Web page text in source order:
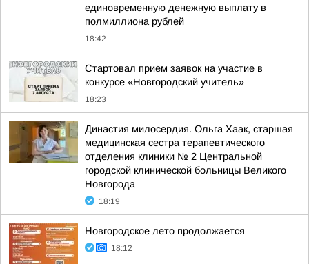
единовременную денежную выплату в
полмиллиона рублей
18:42
Стартовал приём заявок на участие в
конкурсе «Новгородский учитель»
18:23
Династия милосердия. Ольга Хаак, старшая
медицинская сестра терапевтического
отделения клиники № 2 Центральной
городской клинической больницы Великого
Новгорода
18:19
Новгородское лето продолжается
18:12